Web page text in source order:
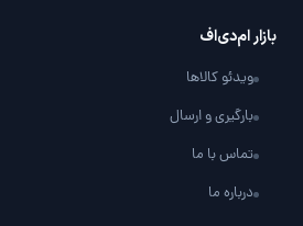
بازار ام‌دی‌اف
ویدئو کالاها
بارگیری و ارسال
تماس با ما
درباره ما